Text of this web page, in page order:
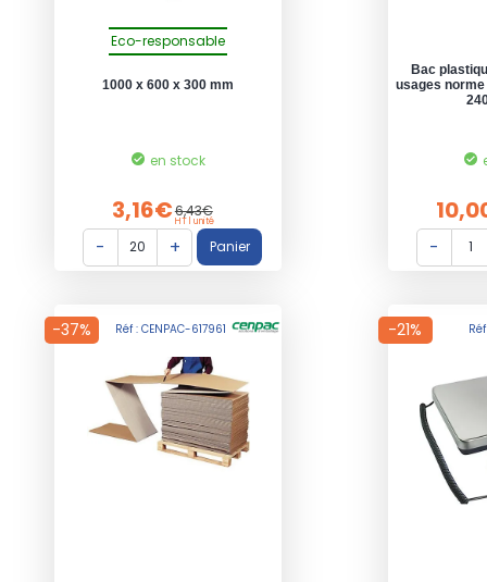
Eco-responsable
1000 x 600 x 300 mm
en stock
3,16€6,43€
HT l unité
Bac
usages
-37% Réf : CENPAC-617961 -21%